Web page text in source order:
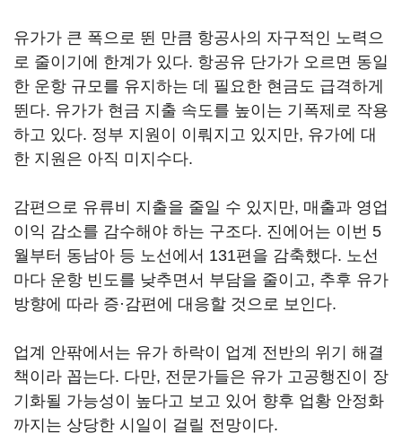
유가가 큰 폭으로 뛴 만큼 항공사의 자구적인 노력으
로 줄이기에 한계가 있다. 항공유 단가가 오르면 동일
한 운항 규모를 유지하는 데 필요한 현금도 급격하게
뛴다. 유가가 현금 지출 속도를 높이는 기폭제로 작용
하고 있다. 정부 지원이 이뤄지고 있지만, 유가에 대
한 지원은 아직 미지수다.
감편으로 유류비 지출을 줄일 수 있지만, 매출과 영업
이익 감소를 감수해야 하는 구조다. 진에어는 이번 5
월부터 동남아 등 노선에서 131편을 감축했다. 노선
마다 운항 빈도를 낮추면서 부담을 줄이고, 추후 유가
방향에 따라 증·감편에 대응할 것으로 보인다.
업계 안팎에서는 유가 하락이 업계 전반의 위기 해결
책이라 꼽는다. 다만, 전문가들은 유가 고공행진이 장
기화될 가능성이 높다고 보고 있어 향후 업황 안정화
까지는 상당한 시일이 걸릴 전망이다.